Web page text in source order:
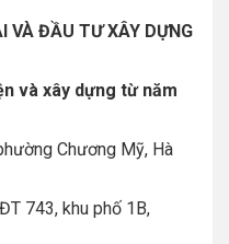
VÀ ĐẦU TƯ XÂY DỰNG
và xây dựng từ năm
Chương Mỹ, Hà
743, khu phố 1B,